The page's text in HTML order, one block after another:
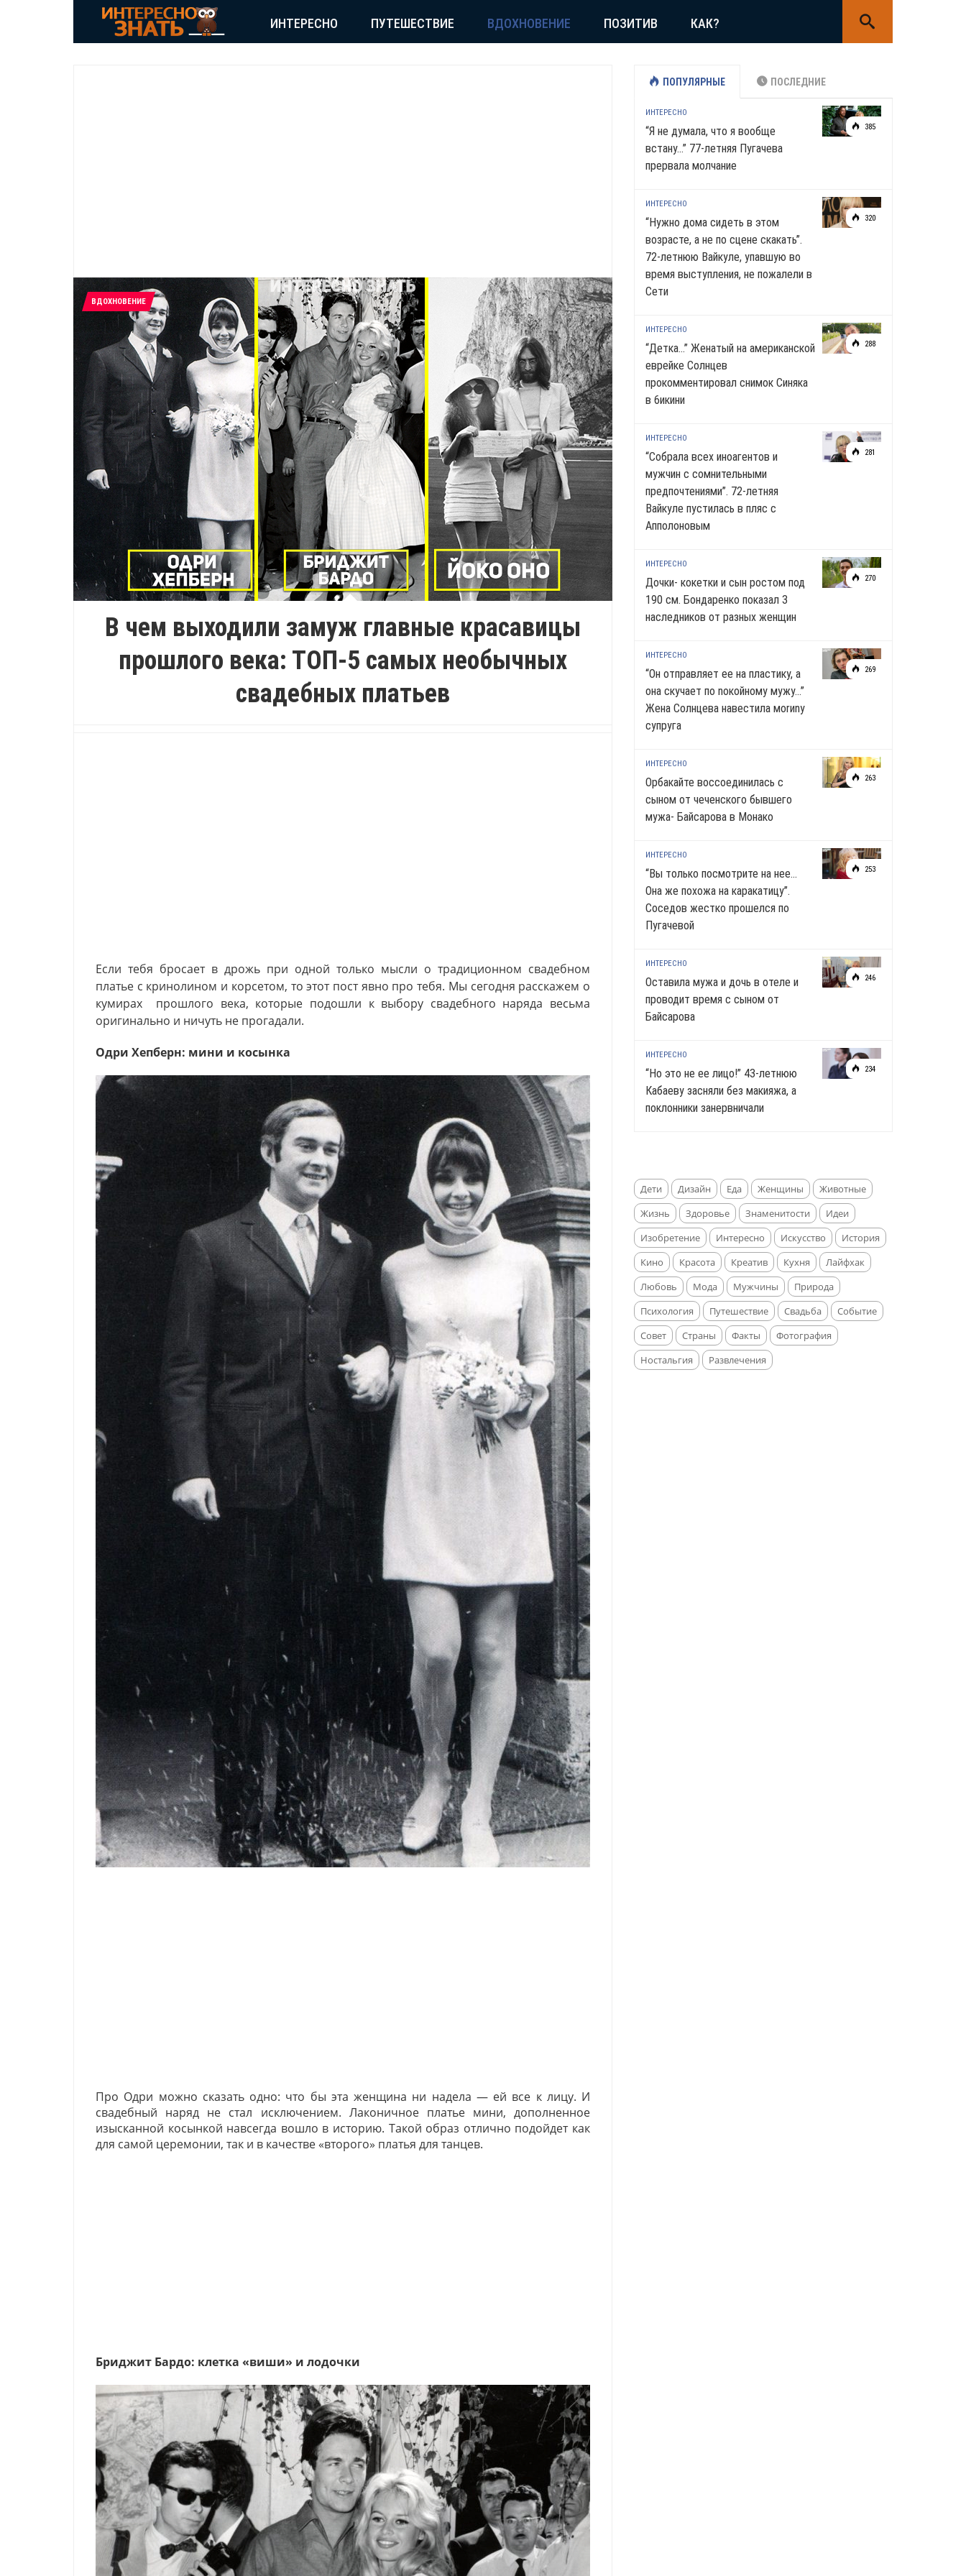
ИНТЕРЕСНО ПУТЕШЕСТВИЕ ВДОХНОВЕНИЕ ПОЗИТИВ КАК?
ВДОХНОВЕНИЕ
В чем выходили замуж главные красавицы
прошлого века: ТОП-5 самых необычных
свадебных платьев
Если тебя бросает в дрожь при одной только мысли о традиционном свадебном
платье с кринолином и корсетом, то этот пост явно про тебя. Мы сегодня расскажем о
кумирах прошлого века, которые подошли к выбору свадебного наряда весьма
оригинально и ничуть не прогадали.
Одри Хепберн: мини и косынка
Про Одри можно сказать одно: что бы эта женщина ни надела — ей все к лицу. И
свадебный наряд не стал исключением. Лаконичное платье мини, дополненное
изысканной косынкой навсегда вошло в историю. Такой образ отлично подойдет как
для самой церемонии, так и в качестве «второго» платья для танцев.
Бриджит Бардо: клетка «виши» и лодочки
ПОПУЛЯРНЫЕ ПОСЛЕДНИЕ
385
ИНТЕРЕСНО
“Я не думала, что я вообще
встану…” 77-летняя Пугачева
прервала молчание
320
ИНТЕРЕСНО
“Нужно дома сидеть в этом
возрасте, а не по сцене скакать”.
72-летнюю Вайкуле, упавшую во
время выступления, не пожалели в
Сети
288
ИНТЕРЕСНО
“Детка…” Женатый на американской
еврейке Солнцев
прокомментировал снимок Синяка
в 6икини
281
ИНТЕРЕСНО
“Собрала всех иноагентов и
мужчин с сомнительными
предпочтениями”. 72-летняя
Вайкуле пустилась в пляс с
Апполоновым
270
ИНТЕРЕСНО
Дочки- кокетки и сын ростом под
190 см. Бондаренко показал 3
наследников от разных женщин
269
ИНТЕРЕСНО
“Он отправляет ее на пластику, а
она скучает по noкoйномy мужу…”
Жена Солнцева навестила моrиnу
супруга
263
ИНТЕРЕСНО
Орбакайте воссоединилась с
сыном от чеченского бывшего
мужа- Байсарова в Монако
253
ИНТЕРЕСНО
“Вы только посмотрите на нее…
Она же похожа на каракатицу”.
Соседов жестко прошелся по
Пугачевой
246
ИНТЕРЕСНО
Оставила мужа и дочь в отеле и
проводит время с сыном от
Байсарова
234
ИНТЕРЕСНО
“Но это не ее лицо!” 43-летнюю
Кабаеву засняли без макияжа, а
поклонники занервничали
Дети Дизайн Еда Женщины
Животные
Жизнь
Здоровье Знаменитости
Идеи
Изобретение
Интересно Искусство
История
Кино
Красота Креатив Кухня
Лайфхак
Любовь
Мода Мужчины
Природа
Психология
Путешествие Свадьба
Событие
Совет
Страны Факты
Фотография
Ностальгия
Развлечения